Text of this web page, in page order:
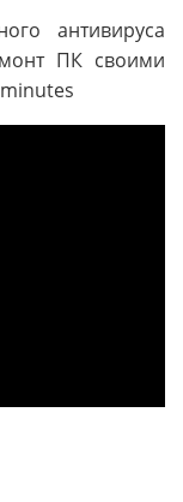
антивируса
ПК своими